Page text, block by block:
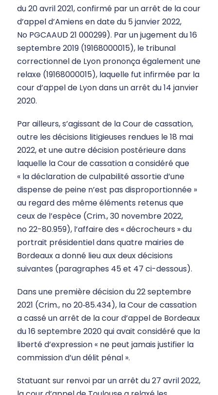
du 20 avril 2021, confirmé par un arrêt de la cour
d’appel d’Amiens en date du 5 janvier 2022,
No PGCAAUD 21 000299). Par un jugement du 16
septembre 2019 (19168000015), le tribunal
correctionnel de Lyon prononça également une
relaxe (19168000015), laquelle fut infirmée par la
cour d’appel de Lyon dans un arrêt du 14 janvier
2020.
Par ailleurs, s’agissant de la Cour de cassation,
outre les décisions litigieuses rendues le 18 mai
2022, et une autre décision postérieure dans
laquelle la Cour de cassation a considéré que
« la déclaration de culpabilité assortie d’une
dispense de peine n’est pas disproportionnée »
au regard des même éléments retenus que
ceux de l’espèce (Crim., 30 novembre 2022,
no 22-80.959), l’affaire des « décrocheurs » du
portrait présidentiel dans quatre mairies de
Bordeaux a donné lieu aux deux décisions
suivantes (paragraphes 45 et 47 ci-dessous).
Dans une première décision du 22 septembre
2021 (Crim., no 20‑85.434), la Cour de cassation
a cassé un arrêt de la cour d’appel de Bordeaux
du 16 septembre 2020 qui avait considéré que la
liberté d’expression « ne peut jamais justifier la
commission d’un délit pénal ».
Statuant sur renvoi par un arrêt du 27 avril 2022,